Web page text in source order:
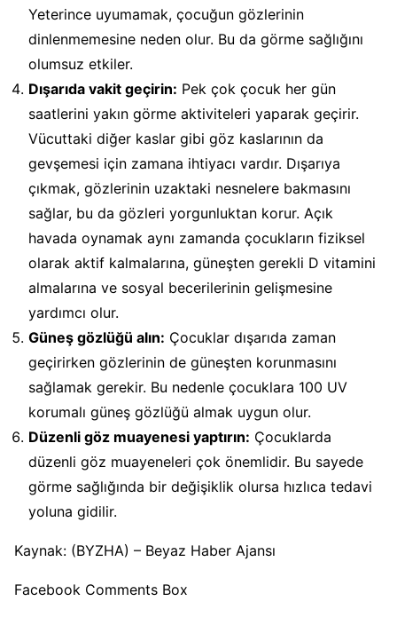
Yeterince uyumamak, çocuğun gözlerinin
dinlenmemesine neden olur. Bu da görme sağlığını
olumsuz etkiler.
Dışarıda vakit geçirin: Pek çok çocuk her gün
saatlerini yakın görme aktiviteleri yaparak geçirir.
Vücuttaki diğer kaslar gibi göz kaslarının da
gevşemesi için zamana ihtiyacı vardır. Dışarıya
çıkmak, gözlerinin uzaktaki nesnelere bakmasını
sağlar, bu da gözleri yorgunluktan korur. Açık
havada oynamak aynı zamanda çocukların fiziksel
olarak aktif kalmalarına, güneşten gerekli D vitamini
almalarına ve sosyal becerilerinin gelişmesine
yardımcı olur.
Güneş gözlüğü alın: Çocuklar dışarıda zaman
geçirirken gözlerinin de güneşten korunmasını
sağlamak gerekir. Bu nedenle çocuklara 100 UV
korumalı güneş gözlüğü almak uygun olur.
Düzenli göz muayenesi yaptırın: Çocuklarda
düzenli göz muayeneleri çok önemlidir. Bu sayede
görme sağlığında bir değişiklik olursa hızlıca tedavi
yoluna gidilir.
Kaynak: (BYZHA) – Beyaz Haber Ajansı
Facebook Comments Box